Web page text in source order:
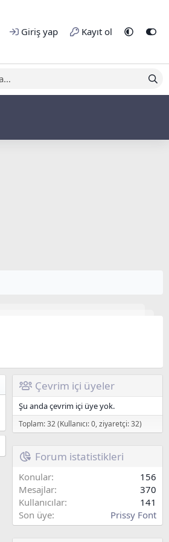
Giriş yap Kayıt ol
Çevrim içi üyeler
Şu anda çevrim içi üye yok.
Toplam: 32 (Kullanıcı: 0, ziyaretçi: 32)
Forum istatistikleri
Konular
156
Mesajlar
370
Kullanıcılar
141
Son üye
Prissy Font